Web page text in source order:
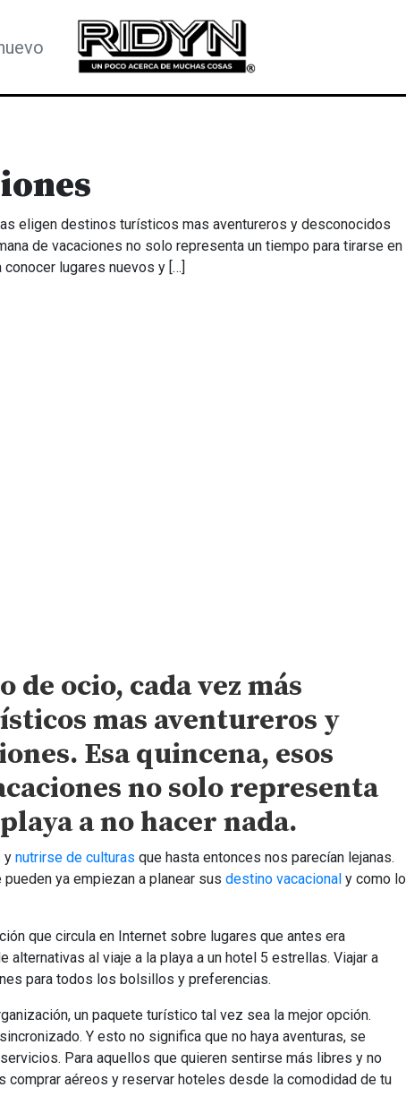
eligen destinos turísticos mas aventureros y desconocidos
de vacaciones no solo representa un tiempo para tirarse en
conocer lugares nuevos y […]
de ocio, cada vez más
mas aventureros y
Esa quincena, esos
no solo representa
a no hacer nada.
y nutrirse de culturas que hasta entonces nos parecían lejanas.
ya empiezan a planear sus destino vacacional y como lo
que circula en Internet sobre lugares que antes era
al viaje a la playa a un hotel 5 estrellas. Viajar a
para todos los bolsillos y preferencias.
un paquete turístico tal vez sea la mejor opción.
Y esto no significa que no haya aventuras, se
Para aquellos que quieren sentirse más libres y no
aéreos y reservar hoteles desde la comodidad de tu